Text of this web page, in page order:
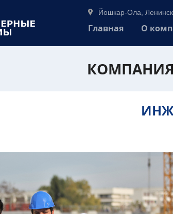
Йошкар-Ола,
Главная О